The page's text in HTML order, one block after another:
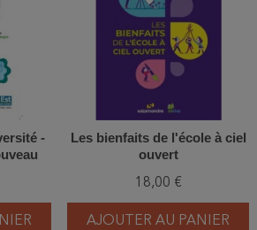
-
Les bienfaits de l'école à ciel
ouvert
18,00 €
AJOUTER AU PANIER